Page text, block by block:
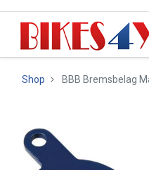
Shop BBB Bremsbelag